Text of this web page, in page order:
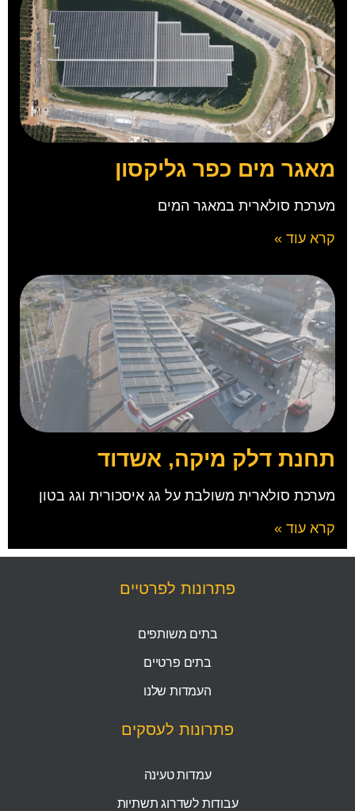
מאגר מים כפר גליקסון
מערכת סולארית במאגר המים
קרא עוד »
תחנת דלק מיקה, אשדוד
מערכת סולארית משולבת על גג איסכורית וגג בטון
קרא עוד »
פתרונות לפרטיים
בתים משותפים
בתים פרטיים
העמדות שלנו
פתרונות לעסקים
עמדות טעינה
עבודות לשדרוג תשתיות